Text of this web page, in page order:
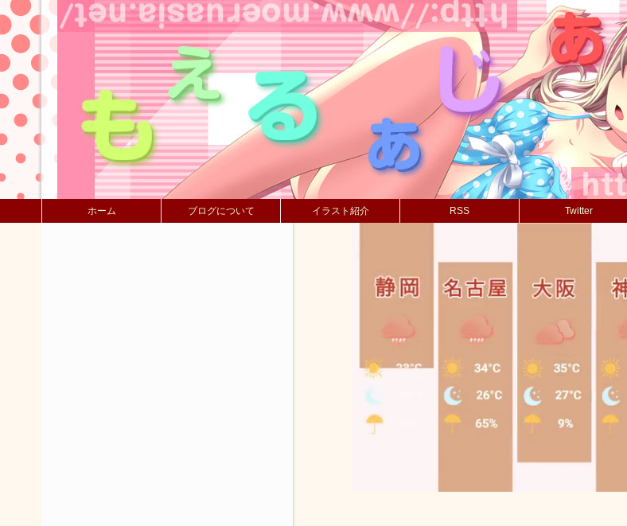
ホーム ブログについて イラスト紹介 RSS Twitter